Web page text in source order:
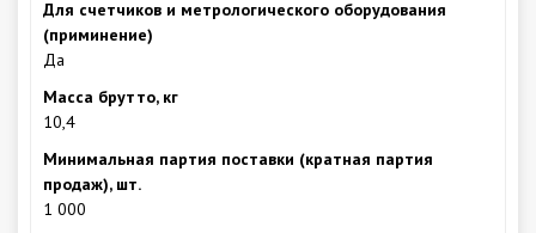
Для счетчиков и метрологического оборудования
(приминение)
Да
Масса брутто, кг
10,4
Минимальная партия поставки (кратная партия
продаж), шт.
1 000